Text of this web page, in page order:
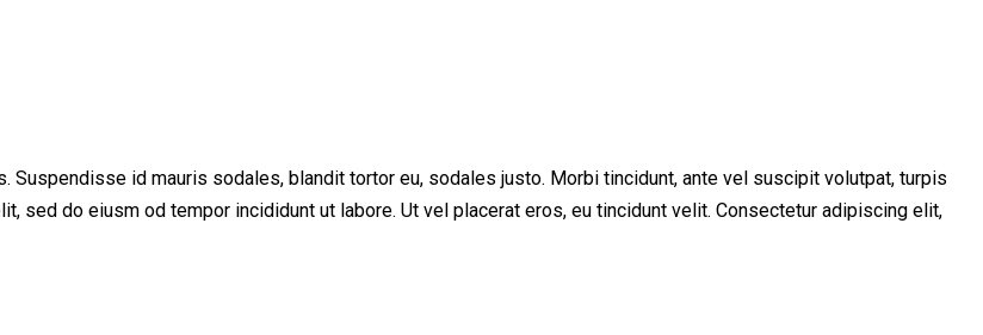
id mauris sodales, blandit tortor eu, sodales justo. Morbi tincidunt, ante vel suscipit volutpat, turpis
sed do eiusm od tempor incididunt ut labore. Ut vel placerat eros, eu tincidunt velit. Consectetur adipiscing elit,